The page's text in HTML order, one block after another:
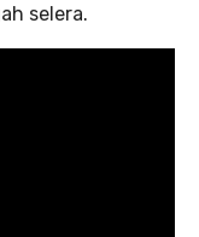
selera.